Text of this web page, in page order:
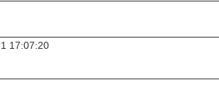
17:07:20